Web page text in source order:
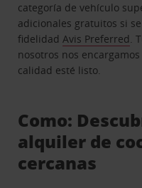
categoría de vehículo
adicionales gratuitos si
fidelidadAvis Preferred.
nosotros nos
calidad esté listo.
Como:
alquiler de
cercanas